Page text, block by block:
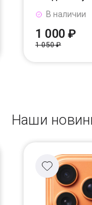
В наличии
1 000 ₽
1 050 ₽
Наши